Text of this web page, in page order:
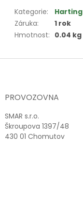
Kategorie:
Harting
Záruka:
1 rok
Hmotnost: 0.04 kg
PROVOZOVNA
SMAR s.r.o.
Škroupova 1397/48
430 01 Chomutov